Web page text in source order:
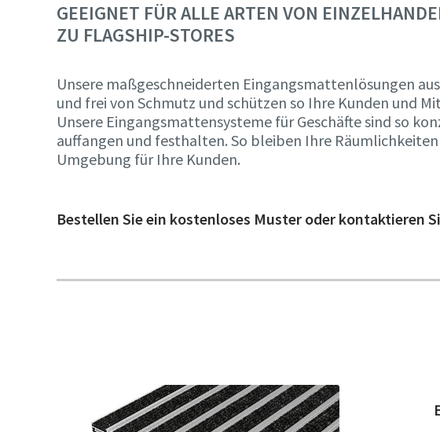
GEEIGNET FÜR ALLE ARTEN VON
ZU FLAGSHIP-STORES
Unsere maßgeschneiderten Eingangsmattenlösungen
und frei von Schmutz und schützen so Ihre Kunden und
Unsere Eingangsmattensysteme für Geschäfte sind so
auffangen und festhalten. So bleiben Ihre
Umgebung für Ihre Kunden.
Bestellen Sie ein kostenloses Muster oder kontaktieren